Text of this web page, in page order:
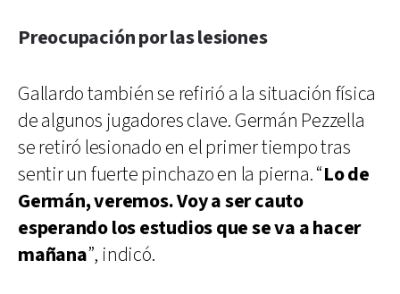
Preocupación por las lesiones
Gallardo también se refirió a la situación física
de algunos jugadores clave. Germán Pezzella
se retiró lesionado en el primer tiempo tras
sentir un fuerte pinchazo en la pierna. “Lo de
Germán, veremos. Voy a ser cauto
esperando los estudios que se va a hacer
mañana”, indicó.